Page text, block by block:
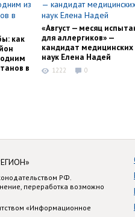
как
в
«Август — месяц
для аллергиков» —
кандидат медицинских
наук Елена Надей
1222 0
РФ.
переработка возможно
«Информационное